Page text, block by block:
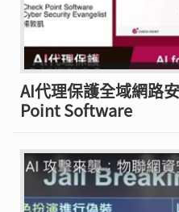
AI代理保護全域網路
Point Software